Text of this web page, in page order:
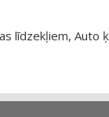
līdzekļiem, Auto